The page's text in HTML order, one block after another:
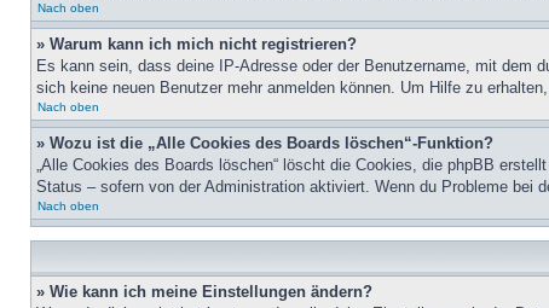
Nach oben
» Warum kann ich mich nicht registrieren?
Es kann sein, dass deine IP-Adresse oder der Benutzername, mit dem
sich keine neuen Benutzer mehr anmelden können. Um Hilfe zu
Nach oben
» Wozu ist die „Alle Cookies des Boards löschen“-Funktion?
„Alle Cookies des Boards löschen“ löscht die Cookies, die phpBB
Status – sofern von der Administration aktiviert. Wenn du Probleme bei
Nach oben
» Wie kann ich meine Einstellungen ändern?